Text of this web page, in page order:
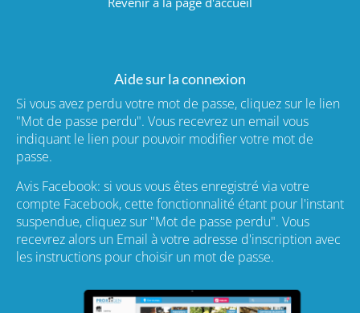
Aide sur la connexion
Si vous avez perdu votre mot de passe, cliquez sur le lien
"Mot de passe perdu". Vous recevrez un email vous
indiquant le lien pour pouvoir modifier votre mot de
passe.
Avis Facebook: si vous vous êtes enregistré via votre
compte Facebook, cette fonctionnalité étant pour l'instant
suspendue, cliquez sur "Mot de passe perdu". Vous
recevrez alors un Email à votre adresse d'inscription avec
les instructions pour choisir un mot de passe.